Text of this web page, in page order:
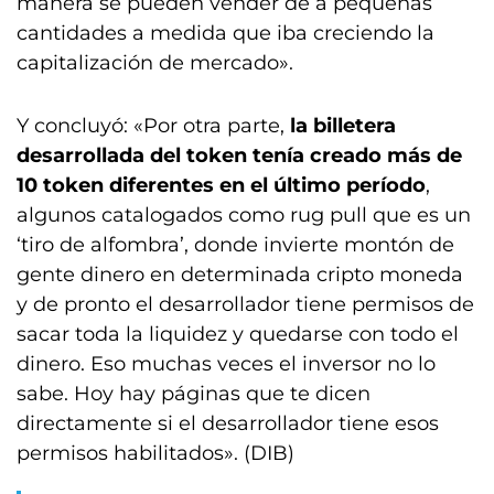
cantidades a medida que iba creciendo la
capitalización de mercado».
Y concluyó: «Por otra parte, la billetera
desarrollada del token tenía creado más de
10 token diferentes en el último período,
algunos catalogados como rug pull que es un
‘tiro de alfombra’, donde invierte montón de
gente dinero en determinada cripto moneda
y de pronto el desarrollador tiene permisos de
sacar toda la liquidez y quedarse con todo el
dinero. Eso muchas veces el inversor no lo
sabe. Hoy hay páginas que te dicen
directamente si el desarrollador tiene esos
permisos habilitados». (DIB)